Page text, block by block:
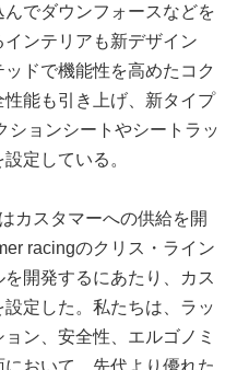
でダウンフォースなどを
ンテリアも新デザイン
ドで機能性を高めたコク
能も引き上げ、新タイプ
ションシートやシートラッ
定している。
カスタマーへの供給を開
racingのクリス・ライン
開発するにあたり、カス
定した。私たちは、ラッ
ン、安全性、エルゴノミ
おいて、先代より優れた